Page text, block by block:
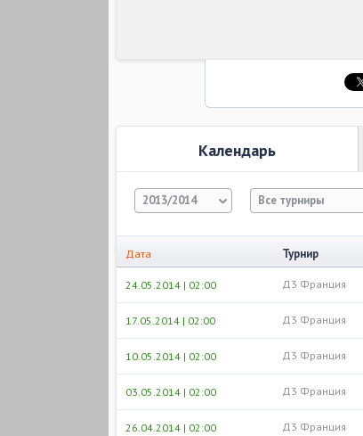
Календарь
2013/2014 Все турниры
Дата Турнир
24.05.2014 | 02:00 Д3 Франция
17.05.2014 | 02:00 Д3 Франция
10.05.2014 | 02:00 Д3 Франция
03.05.2014 | 02:00 Д3 Франция
26.04.2014 | 02:00 Д3 Франция